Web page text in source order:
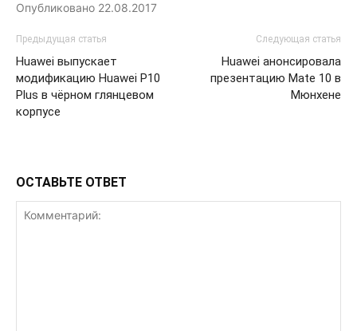
Опубликовано 22.08.2017
Предыдущая статья
Huawei выпускает
модификацию Huawei P10
Plus в чёрном глянцевом
корпусе
Следующая статья
Huawei анонсировала
презентацию Mate 10 в
Мюнхене
ОСТАВЬТЕ ОТВЕТ